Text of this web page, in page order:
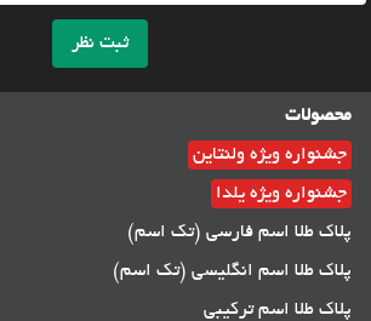
ثبت نظر
محصولات
جشنواره ویژه ولنتاین
جشنواره ویژه یلدا
پلاک طلا اسم فارسی (تک اسم)
پلاک طلا اسم انگلیسی (تک اسم)
پلاک طلا اسم ترکیبی